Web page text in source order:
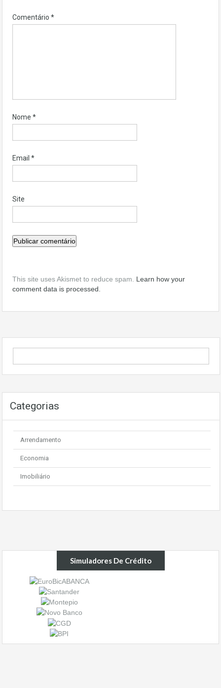
Comentário *
Nome *
Email *
Site
This site uses Akismet to reduce spam. Learn how your
comment data is processed.
Categorias
Arrendamento
Economia
Imobiliário
Simuladores De Crédito